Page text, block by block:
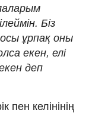
Біз
осы ұрпақ оны
екен, елі
деп
пен келінінің